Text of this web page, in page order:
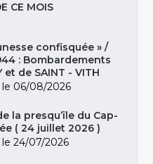
CE MOIS
confisquée » /
: Bombardements
et de SAINT - VITH
le 06/08/2026
la presqu’île du Cap-
( 24 juillet 2026 )
le 24/07/2026